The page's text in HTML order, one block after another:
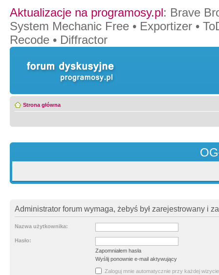
Aktualizacje na programosy.pl: Brave
System Mechanic Free • Exportizer •
Recode • Diffractor
Strona główna
Administrator forum wymaga, żebyś był zarejestrowany i
Nazwa użytkownika:
Hasło:
Zapomniałem hasła
Wyślij ponownie e-mail aktywujący
Zaloguj mnie automatycznie przy każdej wizycie